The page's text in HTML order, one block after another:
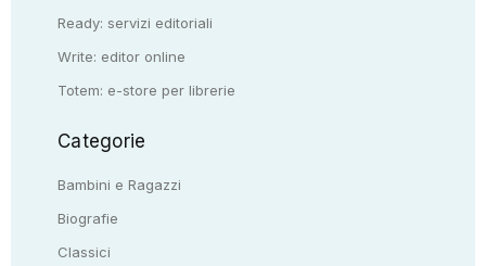
Ready: servizi editoriali
Write: editor online
Totem: e-store per librerie
Categorie
Bambini e Ragazzi
Biografie
Classici